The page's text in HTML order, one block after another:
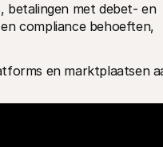
betalingen met debet- en
compliance behoeften,
en marktplaatsen